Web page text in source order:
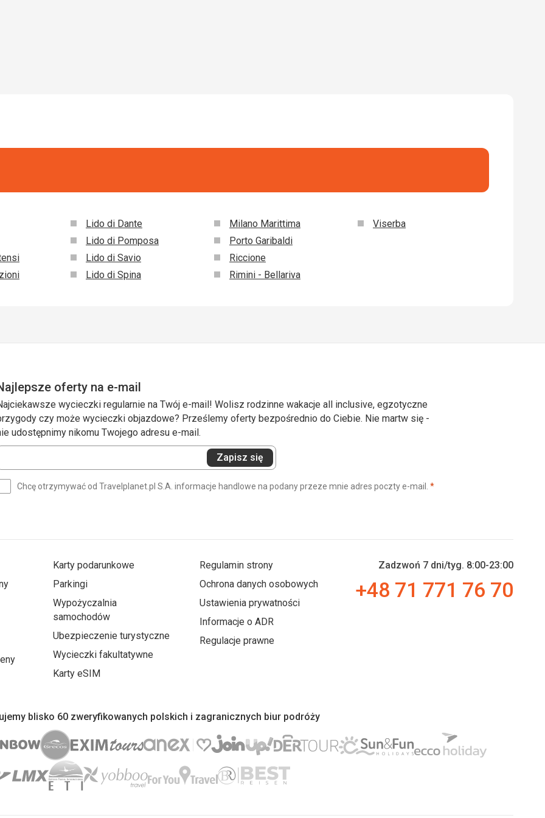
Lido di Dante
Lido di Pomposa
Lido di Savio
Lido di Spina
Milano Marittima
Porto Garibaldi
Riccione
Rimini - Bellariva
Viserba
oferty na e-mail
wycieczki regularnie na Twój e-mail! Wolisz rodzinne wakacje all inclusive, egzotyczne
czy może wycieczki objazdowe? Prześlemy oferty bezpośrednio do Ciebie. Nie martw się -
udostępnimy nikomu Twojego adresu e-mail.
Zapisz się
Chcę otrzymywać od Travelplanet.pl S.A. informacje handlowe na podany przeze mnie adres poczty e-mail. *(wymagane)
Karty podarunkowe
Parkingi
Wypożyczalnia
samochodów
Ubezpieczenie turystyczne
Wycieczki fakultatywne
Karty eSIM
Regulamin strony
Ochrona danych osobowych
Ustawienia prywatności
Informacje o ADR
Regulacje prawne
Zadzwoń 7 dni/tyg. 8:00-23:00
+48 71 771 76 70
blisko 60 zweryfikowanych polskich i zagranicznych biur podróży